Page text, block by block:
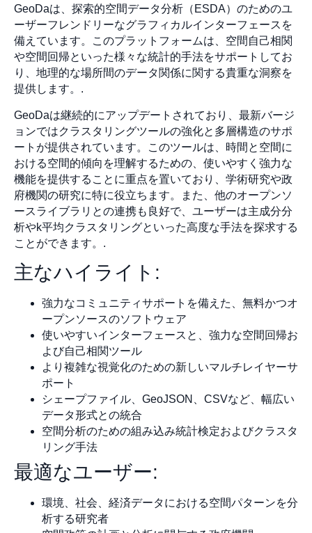
GeoDaは、探索的空間データ分析（ESDA）のためのユ
ーザーフレンドリーなグラフィカルインターフェースを
備えています。このプラットフォームは、空間自己相関
や空間回帰といった様々な統計的手法をサポートしてお
り、地理的な場所間のデータ関係に関する貴重な洞察を
提供します。.
GeoDaは継続的にアップデートされており、最新バージ
ョンではクラスタリングツールの強化と多層構造のサポ
ートが提供されています。このツールは、時間と空間に
おける空間的傾向を理解するための、使いやすく強力な
機能を提供することに重点を置いており、学術研究や政
府機関の研究に特に役立ちます。また、他のオープンソ
ースライブラリとの連携も良好で、ユーザーは主成分分
析やk平均クラスタリングといった高度な手法を探求する
ことができます。.
主なハイライト:
強力なコミュニティサポートを備えた、無料かつオ
ープンソースのソフトウェア
使いやすいインターフェースと、強力な空間回帰お
よび自己相関ツール
より複雑な視覚化のための新しいマルチレイヤーサ
ポート
シェープファイル、GeoJSON、CSVなど、幅広い
データ形式との統合
空間分析のための組み込み統計検定およびクラスタ
リング手法
最適なユーザー:
環境、社会、経済データにおける空間パターンを分
析する研究者